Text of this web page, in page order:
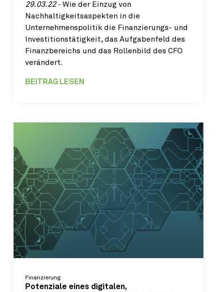
29.03.22‐ Wie der Einzug von
Nachhaltigkeitsaspekten in die
Unternehmenspolitik die Finanzierungs- und
Investitionstätigkeit, das Aufgabenfeld des
Finanzbereichs und das Rollenbild des CFO
verändert.
BEITRAG LESEN
Finanzierung
Potenziale eines digitalen,